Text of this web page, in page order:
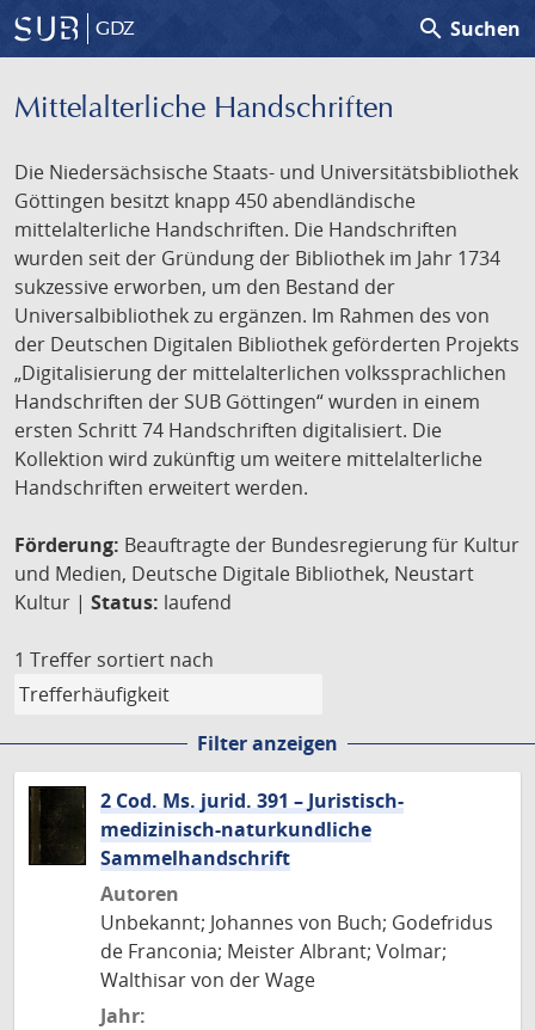
GDZ search Suchen
Mittelalterliche Handschriften
Die Niedersächsische Staats- und Universitätsbibliothek
Göttingen besitzt knapp 450 abendländische
mittelalterliche Handschriften. Die Handschriften
wurden seit der Gründung der Bibliothek im Jahr 1734
sukzessive erworben, um den Bestand der
Universalbibliothek zu ergänzen. Im Rahmen des von
der Deutschen Digitalen Bibliothek geförderten Projekts
„Digitalisierung der mittelalterlichen volkssprachlichen
Handschriften der SUB Göttingen“ wurden in einem
ersten Schritt 74 Handschriften digitalisiert. Die
Kollektion wird zukünftig um weitere mittelalterliche
Handschriften erweitert werden.
Förderung: Beauftragte der Bundesregierung für Kultur
und Medien, Deutsche Digitale Bibliothek, Neustart
Kultur | Status: laufend
1 Treffer sortiert nach
Filter anzeigen
2 Cod. Ms. jurid. 391 – Juristisch-
medizinisch-naturkundliche
Sammelhandschrift
Autoren
Unbekannt; Johannes von Buch; Godefridus
de Franconia; Meister Albrant; Volmar;
Walthisar von der Wage
Jahr: